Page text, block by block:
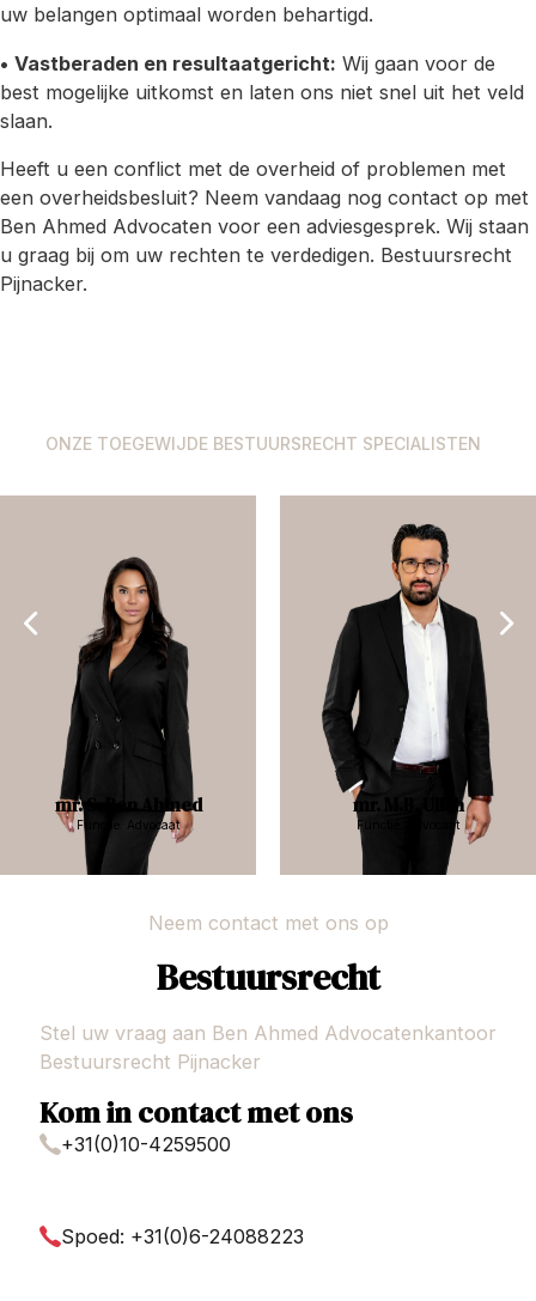
uw belangen optimaal worden behartigd.
• Vastberaden en resultaatgericht: Wij gaan voor de
best mogelijke uitkomst en laten ons niet snel uit het veld
slaan.
Heeft u een conflict met de overheid of problemen met
een overheidsbesluit? Neem vandaag nog contact op met
Ben Ahmed Advocaten voor een adviesgesprek. Wij staan
u graag bij om uw rechten te verdedigen. Bestuursrecht
Pijnacker.
ONZE TOEGEWIJDE BESTUURSRECHT SPECIALISTEN
mr. S. Ben Ahmed
Functie: Advocaat
mr. M.B. Ullah
Functie: Advocaat
Neem contact met ons op
Bestuursrecht
Stel uw vraag aan Ben Ahmed Advocatenkantoor
Bestuursrecht Pijnacker
Kom in contact met ons
+31(0)10-4259500
Spoed: +31(0)6-24088223